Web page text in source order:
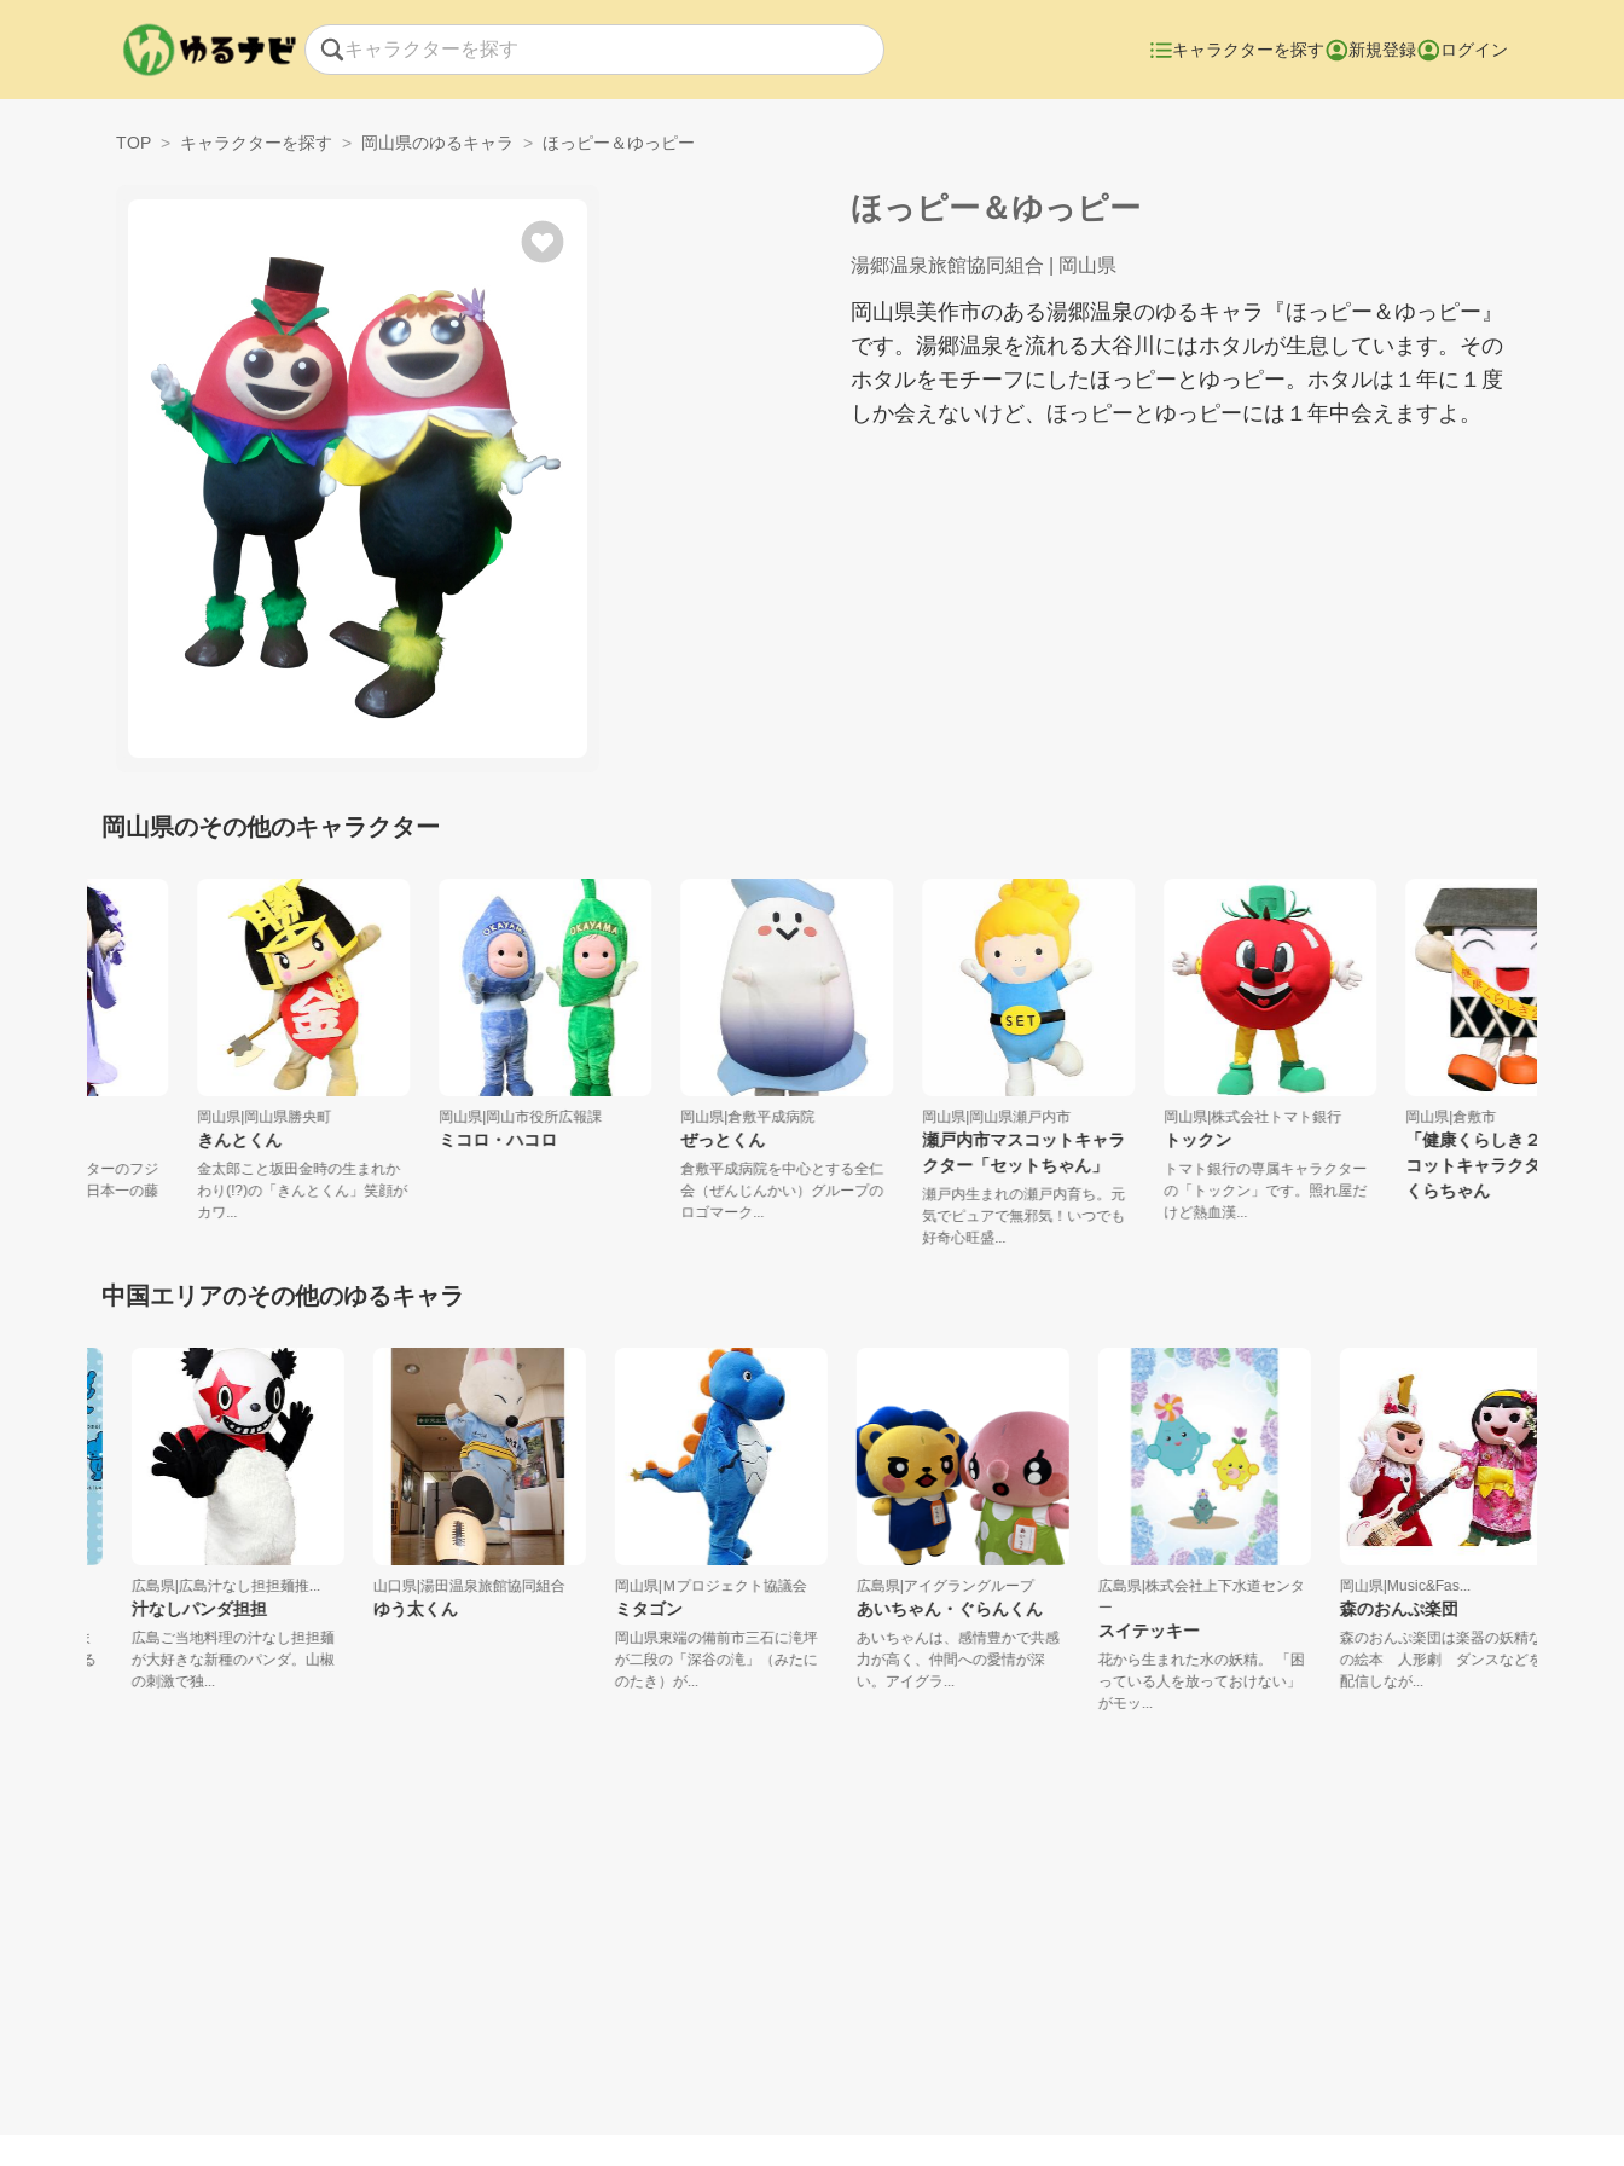
キャラクターを探す 新規登録 ログイン
TOP キャラクターを探す 岡山県のゆるキャラ ほっピー＆ゆっピー
ほっピー＆ゆっピー
湯郷温泉旅館協同組合 | 岡山県
岡山県美作市のある湯郷温泉のゆるキャラ『ほっピー＆ゆっピー』
です。湯郷温泉を流れる大谷川にはホタルが生息しています。その
ホタルをモチーフにしたほっピーとゆっピー。ホタルは１年に１度
しか会えないけど、ほっピーとゆっピーには１年中会えますよ。
岡山県のその他のキャラクター
町ＰＲキャラクターのフジ
す！種類の多さ日本一の藤
岡山県|岡山県勝央町
きんとくん
金太郎こと坂田金時の生まれか
わり(!?)の「きんとくん」笑顔が
カワ...
岡山県|岡山市役所広報課
ミコロ・ハコロ
岡山県|倉敷平成病院
ぜっとくん
倉敷平成病院を中心とする全仁
会（ぜんじんかい）グループの
ロゴマーク...
岡山県|岡山県瀬戸内市
瀬戸内市マスコットキャラ
クター「セットちゃん」
瀬戸内生まれの瀬戸内育ち。元
気でピュアで無邪気！いつでも
好奇心旺盛...
岡山県|株式会社トマト銀行
トックン
トマト銀行の専属キャラクター
の「トックン」です。照れ屋だ
けど熱血漢...
岡山県|倉敷市
「健康くらしき２１」マ
コットキャラクター 健
くらちゃん
中国エリアのその他のゆるキャラ
広島県|広島汁なし担担麺推...
汁なしパンダ担担
広島ご当地料理の汁なし担担麺
が大好きな新種のパンダ。山椒
の刺激で独...
山口県|湯田温泉旅館協同組合
ゆう太くん
岡山県|Ｍプロジェクト協議会
ミタゴン
岡山県東端の備前市三石に滝坪
が二段の「深谷の滝」（みたに
のたき）が...
広島県|アイグラングループ
あいちゃん・ぐらんくん
あいちゃんは、感情豊かで共感
力が高く、仲間への愛情が深
い。アイグラ...
広島県|株式会社上下水道センタ
スイテッキー
花から生まれた水の妖精。 「困
っている人を放っておけない」
がモッ...
岡山県|Music&Fas...
森のおんぷ楽団
森のおんぷ楽団は楽器の妖精な
の絵本 人形劇 ダンスなどを
配信しなが...